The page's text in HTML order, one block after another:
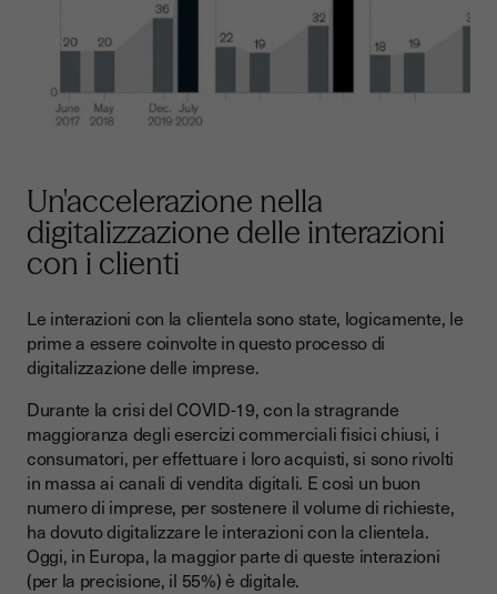
Un'accelerazione nella
digitalizzazione delle interazioni
con i clienti
Le interazioni con la clientela sono state, logicamente, le
prime a essere coinvolte in questo processo di
digitalizzazione delle imprese.
Durante la crisi del COVID-19, con la stragrande
maggioranza degli esercizi commerciali fisici chiusi, i
consumatori, per effettuare i loro acquisti, si sono rivolti
in massa ai canali di vendita digitali. E così un buon
numero di imprese, per sostenere il volume di richieste,
ha dovuto digitalizzare le interazioni con la clientela.
Oggi, in Europa, la maggior parte di queste interazioni
(per la precisione, il 55%) è digitale.